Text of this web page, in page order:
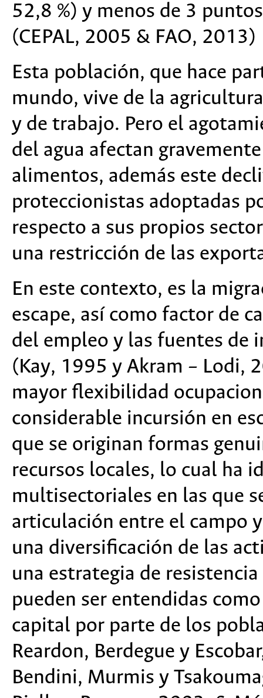
52,8 %) y menos de 3
(CEPAL, 2005 & FAO, 2013)
Esta población, que hace
mundo, vive de la
y de trabajo. Pero el
del agua afectan
alimentos, además este
proteccionistas adoptadas
respecto a sus propios
una restricción de las
En este contexto, es la
escape, así como factor de
del empleo y las fuentes de
(Kay, 1995 y Akram – Lodi,
mayor flexibilidad
considerable incursión en
que se originan formas
recursos locales, lo cual ha
multisectoriales en las que
articulación entre el campo
una diversificación de las
una estrategia de
pueden ser entendidas
capital por parte de los
Reardon, Berdegue y
Bendini, Murmis y